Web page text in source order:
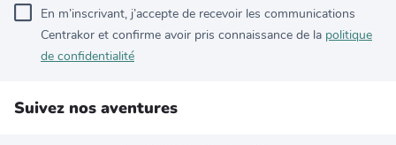
En m’inscrivant, j’accepte de recevoir les communications
Centrakor et confirme avoir pris connaissance de la politique
de confidentialité
Suivez nos aventures